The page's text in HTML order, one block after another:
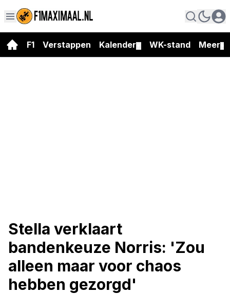
F1 Verstappen Kalender WK-stand Meer
Stella verklaart
bandenkeuze Norris: 'Zou
alleen maar voor chaos
hebben gezorgd'